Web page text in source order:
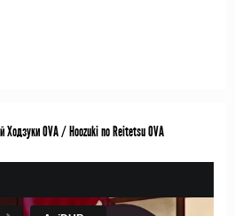
Ходзуки OVA / Hoozuki no Reitetsu OVA